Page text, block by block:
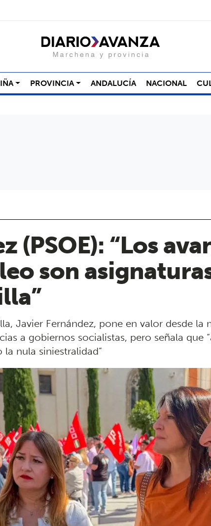
PROVINCIA ANDALUCÍA NACIONAL
(PSOE): “Los
son
Javier Fernández, pone en valor desde
a gobiernos socialistas, pero señala
nula siniestralidad”